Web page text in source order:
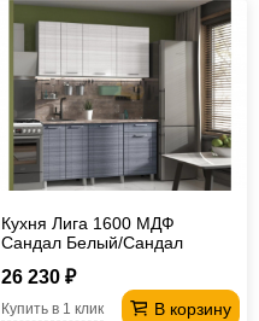
Кухня Лига 1600 МДФ
Сандал Белый/Сандал
26 230 ₽
В корзину
Купить в 1 клик